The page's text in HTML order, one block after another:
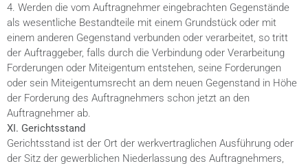
4. Werden die vom Auftragnehmer eingebrachten Gegenstände
als wesentliche Bestandteile mit einem Grundstück oder mit
einem anderen Gegenstand verbunden oder verarbeitet, so tritt
der Auftraggeber, falls durch die Verbindung oder Verarbeitung
Forderungen oder Miteigentum entstehen, seine Forderungen
oder sein Miteigentumsrecht an dem neuen Gegenstand in Höhe
der Forderung des Auftragnehmers schon jetzt an den
Auftragnehmer ab.
XI. Gerichtsstand
Gerichtsstand ist der Ort der werkvertraglichen Ausführung oder
der Sitz der gewerblichen Niederlassung des Auftragnehmers,